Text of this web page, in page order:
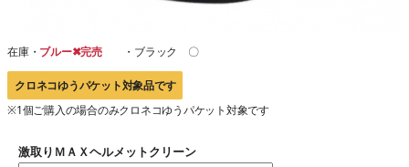
在庫・ ブルー✖完売 ・ブラック 〇
クロネコゆうパケット対象品です
※1個ご購入の場合のみクロネコゆうパケット対象です
激取りＭＡＸヘルメットクリーン